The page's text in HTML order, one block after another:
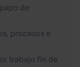
de
procesos e
trabajo fin de